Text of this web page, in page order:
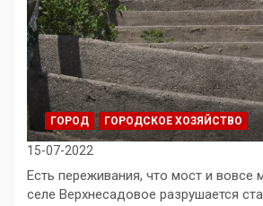
ГОРОД ГОРОДСКОЕ ХОЗЯЙСТВО
15-07-2022
Есть переживания, что мост и вовсе
селе Верхнесадовое разрушается